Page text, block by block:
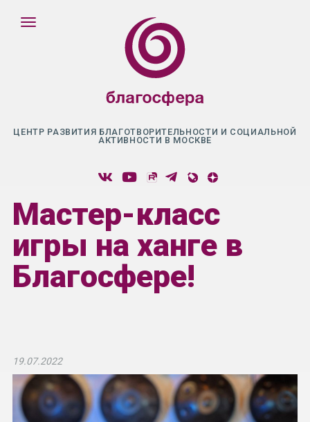
ЦЕНТР РАЗВИТИЯ БЛАГОТВОРИТЕЛЬНОСТИ И СОЦИАЛЬНОЙ
АКТИВНОСТИ В МОСКВЕ
Мастер-класс
игры на ханге в
Благосфере!
19.07.2022